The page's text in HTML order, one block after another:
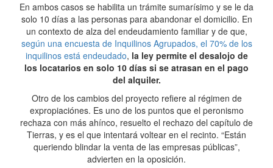
En ambos casos se habilita un trámite sumarísimo y se le da
solo 10 días a las personas para abandonar el domicilio. En
un contexto de alza del endeudamiento familiar y de que,
según una encuesta de Inquilinos Agrupados, el 70% de los
inquilinos está endeudado, la ley permite el desalojo de
los locatarios en solo 10 días si se atrasan en el pago
del alquiler.
Otro de los cambios del proyecto refiere al régimen de
expropiaciónes. Es uno de los puntos que el peronismo
rechaza con más ahínco, resuelto el rechazo del capítulo de
Tierras, y es el que intentará voltear en el recinto. “Están
queriendo blindar la venta de las empresas públicas”,
advierten en la oposición.